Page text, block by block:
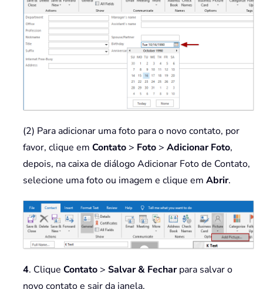
(2) Para adicionar uma foto para o novo contato, por
favor, clique em Contato > Foto > Adicionar Foto,
depois, na caixa de diálogo Adicionar Foto de Contato,
selecione uma foto ou imagem e clique em Abrir.
4. Clique Contato > Salvar & Fecharpara salvar o
novo contato e sair da janela.